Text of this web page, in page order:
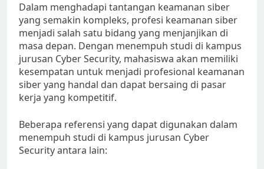
Dalam menghadapi tantangan keamanan siber
yang semakin kompleks, profesi keamanan siber
menjadi salah satu bidang yang menjanjikan di
masa depan. Dengan menempuh studi di kampus
jurusan Cyber Security, mahasiswa akan memiliki
kesempatan untuk menjadi profesional keamanan
siber yang handal dan dapat bersaing di pasar
kerja yang kompetitif.
Beberapa referensi yang dapat digunakan dalam
menempuh studi di kampus jurusan Cyber
Security antara lain: